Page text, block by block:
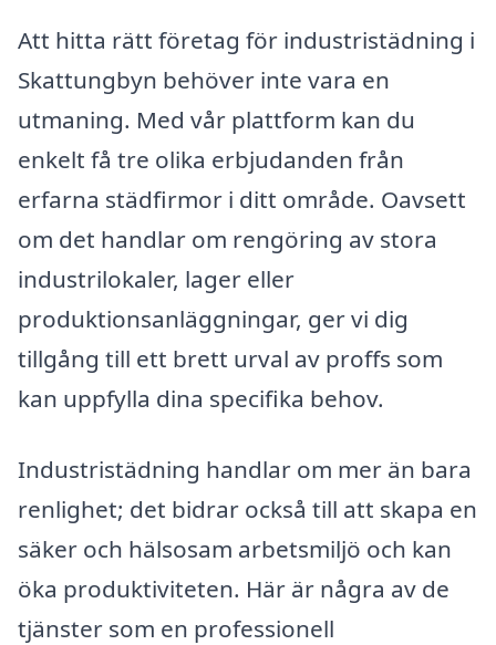
Att hitta rätt företag för industristädning i
Skattungbyn behöver inte vara en
utmaning. Med vår plattform kan du
enkelt få tre olika erbjudanden från
erfarna städfirmor i ditt område. Oavsett
om det handlar om rengöring av stora
industrilokaler, lager eller
produktionsanläggningar, ger vi dig
tillgång till ett brett urval av proffs som
kan uppfylla dina specifika behov.
Industristädning handlar om mer än bara
renlighet; det bidrar också till att skapa en
säker och hälsosam arbetsmiljö och kan
öka produktiviteten. Här är några av de
tjänster som en professionell